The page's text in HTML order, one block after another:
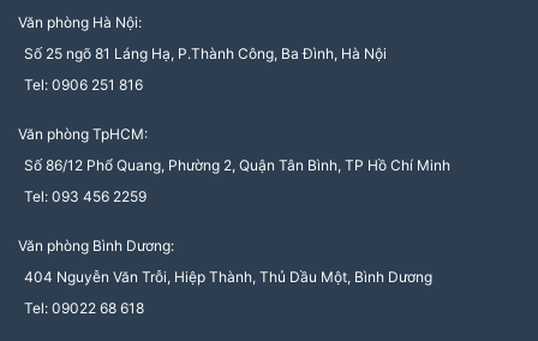
Văn phòng Hà Nội:
Số 25 ngõ 81 Láng Hạ, P.Thành Công, Ba Đình, Hà Nội
Tel: 0906 251 816
Văn phòng TpHCM:
Số 86/12 Phổ Quang, Phường 2, Quận Tân Bình, TP Hồ Chí Minh
Tel: 093 456 2259
Văn phòng Bình Dương:
404 Nguyễn Văn Trỗi, Hiệp Thành, Thủ Dầu Một, Bình Dương
Tel: 09022 68 618